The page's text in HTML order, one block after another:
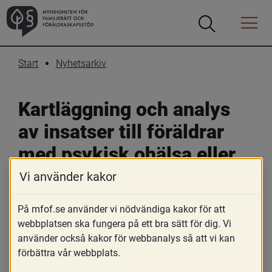
Öppna
Öppna
Menyn
Start Nyhetsarkiv
Kartläggning och analys
av insatser till föräldrar
med psykisk ohälsa eller
kognitiva svårigheter
2 september 2024
Skriv ut Dela
MFoF har fått regeringens uppdrag att
Vi använder kakor
På mfof.se använder vi nödvändiga kakor för att
webbplatsen ska fungera på ett bra sätt för dig. Vi
använder också kakor för webbanalys så att vi kan
förbättra vår webbplats.